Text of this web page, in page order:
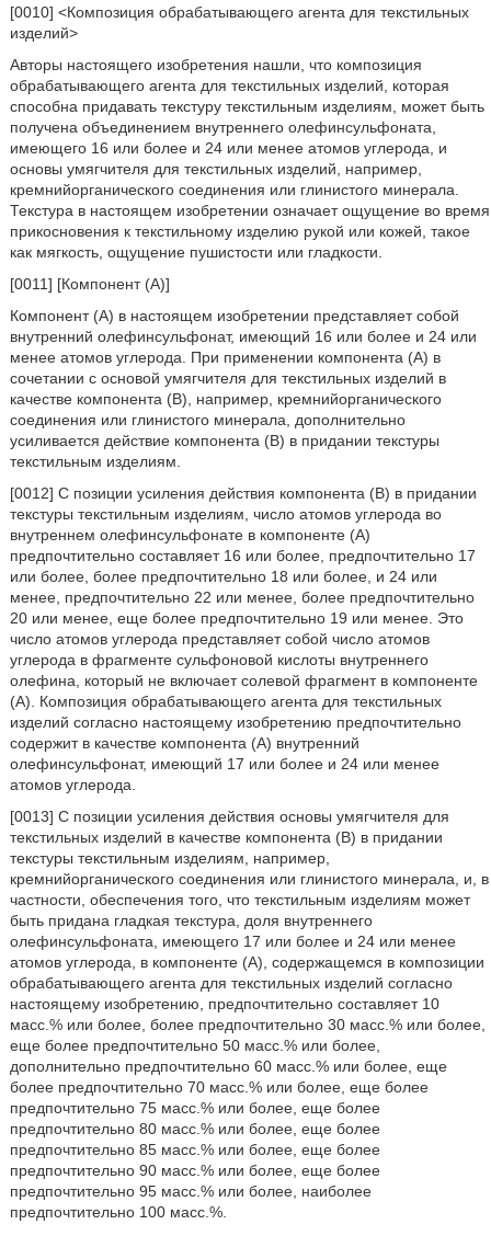
[0010] <Композиция обрабатывающего агента для текстильных
изделий>
Авторы настоящего изобретения нашли, что композиция
обрабатывающего агента для текстильных изделий, которая
способна придавать текстуру текстильным изделиям, может быть
получена объединением внутреннего олефинсульфоната,
имеющего 16 или более и 24 или менее атомов углерода, и
основы умягчителя для текстильных изделий, например,
кремнийорганического соединения или глинистого минерала.
Текстура в настоящем изобретении означает ощущение во время
прикосновения к текстильному изделию рукой или кожей, такое
как мягкость, ощущение пушистости или гладкости.
[0011] [Компонент (А)]
Компонент (А) в настоящем изобретении представляет собой
внутренний олефинсульфонат, имеющий 16 или более и 24 или
менее атомов углерода. При применении компонента (А) в
сочетании с основой умягчителя для текстильных изделий в
качестве компонента (В), например, кремнийорганического
соединения или глинистого минерала, дополнительно
усиливается действие компонента (В) в придании текстуры
текстильным изделиям.
[0012] С позиции усиления действия компонента (В) в придании
текстуры текстильным изделиям, число атомов углерода во
внутреннем олефинсульфонате в компоненте (А)
предпочтительно составляет 16 или более, предпочтительно 17
или более, более предпочтительно 18 или более, и 24 или
менее, предпочтительно 22 или менее, более предпочтительно
20 или менее, еще более предпочтительно 19 или менее. Это
число атомов углерода представляет собой число атомов
углерода в фрагменте сульфоновой кислоты внутреннего
олефина, который не включает солевой фрагмент в компоненте
(А). Композиция обрабатывающего агента для текстильных
изделий согласно настоящему изобретению предпочтительно
содержит в качестве компонента (А) внутренний
олефинсульфонат, имеющий 17 или более и 24 или менее
атомов углерода.
[0013] С позиции усиления действия основы умягчителя для
текстильных изделий в качестве компонента (В) в придании
текстуры текстильным изделиям, например,
кремнийорганического соединения или глинистого минерала, и, в
частности, обеспечения того, что текстильным изделиям может
быть придана гладкая текстура, доля внутреннего
олефинсульфоната, имеющего 17 или более и 24 или менее
атомов углерода, в компоненте (А), содержащемся в композиции
обрабатывающего агента для текстильных изделий согласно
настоящему изобретению, предпочтительно составляет 10
масс.% или более, более предпочтительно 30 масс.% или более,
еще более предпочтительно 50 масс.% или более,
дополнительно предпочтительно 60 масс.% или более, еще
более предпочтительно 70 масс.% или более, еще более
предпочтительно 75 масс.% или более, еще более
предпочтительно 80 масс.% или более, еще более
предпочтительно 85 масс.% или более, еще более
предпочтительно 90 масс.% или более, еще более
предпочтительно 95 масс.% или более, наиболее
предпочтительно 100 масс.%.